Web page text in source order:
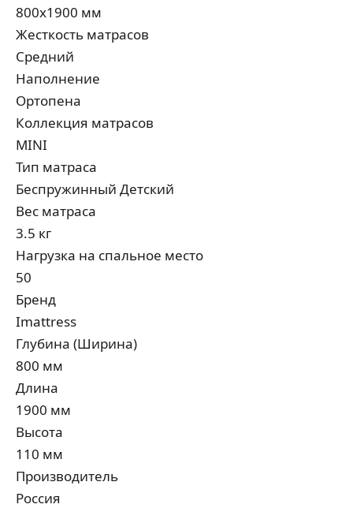
800х1900 мм
Жесткость матрасов
Средний
Наполнение
Ортопена
Коллекция матрасов
MINI
Тип матраса
Беспружинный Детcкий
Вес матраса
3.5 кг
Нагрузка на спальное место
50
Бренд
Imattress
Глубина (Ширина)
800 мм
Длина
1900 мм
Высота
110 мм
Производитель
Россия